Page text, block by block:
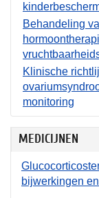
Behandeling
Klinische
monitoring
MEDICIJNEN
bijwerkingen